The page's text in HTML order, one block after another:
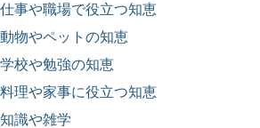
仕事や職場で役立つ知恵
動物やペットの知恵
学校や勉強の知恵
料理や家事に役立つ知恵
知識や雑学